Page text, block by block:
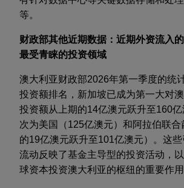
等。
财政部其他近期数据：近期外资流入
最受青睐的投资领域
澳大利亚财政部2026年第一季度的统
投资额排名，新加坡已成为第一大对
投资额从上期的14亿澳元跃升至160亿
次为美国（125亿澳元）和阿拉伯联合
的19亿澳元跃升至101亿澳元）。这
流动反映了基金主导型的投资活动，
球资本投资澳大利亚的枢纽的重要作用